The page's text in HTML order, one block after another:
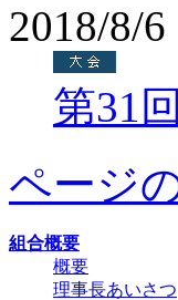
2018/8/6
第31
ページ
組合概要
概要
理事長あいさつ